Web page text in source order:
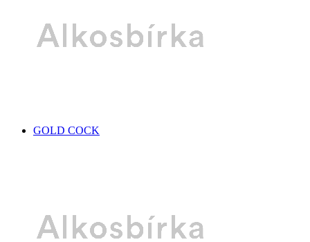
GOLD COCK